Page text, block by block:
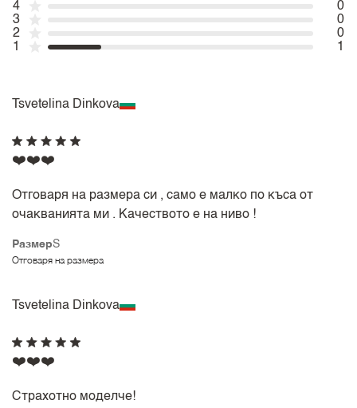
4
0
3
0
2
0
1
1
Tsvetelina Dinkova
РазмерS
Отговаря на размера
❤️❤️❤️
Отговаря на размера си , само е малко по къса от
очакванията ми . Качеството е на ниво !
Tsvetelina Dinkova
❤️❤️❤️
Страхотно моделче!